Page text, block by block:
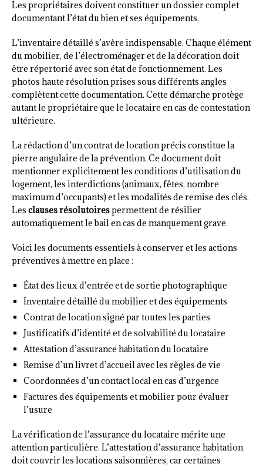
Les propriétaires doivent constituer un dossier complet
documentant l’état du bien et ses équipements.
L’inventaire détaillé s’avère indispensable. Chaque élément
du mobilier, de l’électroménager et de la décoration doit
être répertorié avec son état de fonctionnement. Les
photos haute résolution prises sous différents angles
complètent cette documentation. Cette démarche protège
autant le propriétaire que le locataire en cas de contestation
ultérieure.
La rédaction d’un contrat de location précis constitue la
pierre angulaire de la prévention. Ce document doit
mentionner explicitement les conditions d’utilisation du
logement, les interdictions (animaux, fêtes, nombre
maximum d’occupants) et les modalités de remise des clés.
Les clauses résolutoirespermettent de résilier
automatiquement le bail en cas de manquement grave.
Voici les documents essentiels à conserver et les actions
préventives à mettre en place :
État des lieux d’entrée et de sortie photographique
Inventaire détaillé du mobilier et des équipements
Contrat de location signé par toutes les parties
Justificatifs d’identité et de solvabilité du locataire
Attestation d’assurance habitation du locataire
Remise d’un livret d’accueil avec les règles de vie
Coordonnées d’un contact local en cas d’urgence
Factures des équipements et mobilier pour évaluer
l’usure
La vérification de l’assurance du locataire mérite une
attention particulière. L’attestation d’assurance habitation
doit couvrir les locations saisonnières, car certaines